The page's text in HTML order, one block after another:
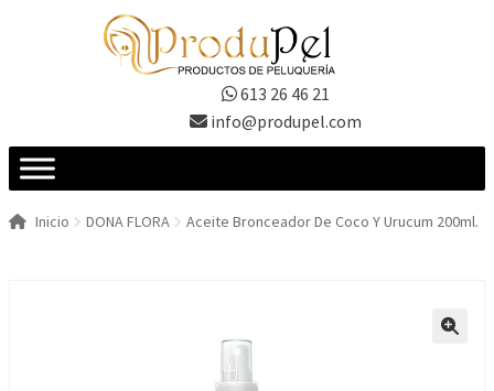
613 26 46 21
info@produpel.com
Inicio DONA FLORA Aceite Bronceador De Coco Y Urucum 200ml.